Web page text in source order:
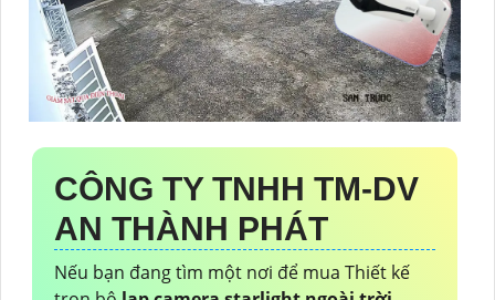
CÔNG TY TNHH TM-DV
AN THÀNH PHÁT
Nếu bạn đang tìm một nơi để mua Thiết kế